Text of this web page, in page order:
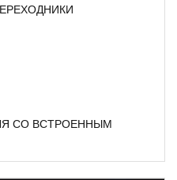
СО ВСТРОЕННЫМ